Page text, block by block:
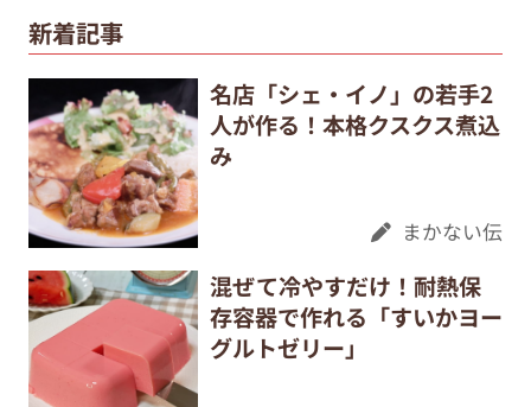
新着記事
名店「シェ・イノ」の若手2
人が作る！本格クスクス煮込
み
まかない伝
混ぜて冷やすだけ！耐熱保
存容器で作れる「すいかヨー
グルトゼリー」